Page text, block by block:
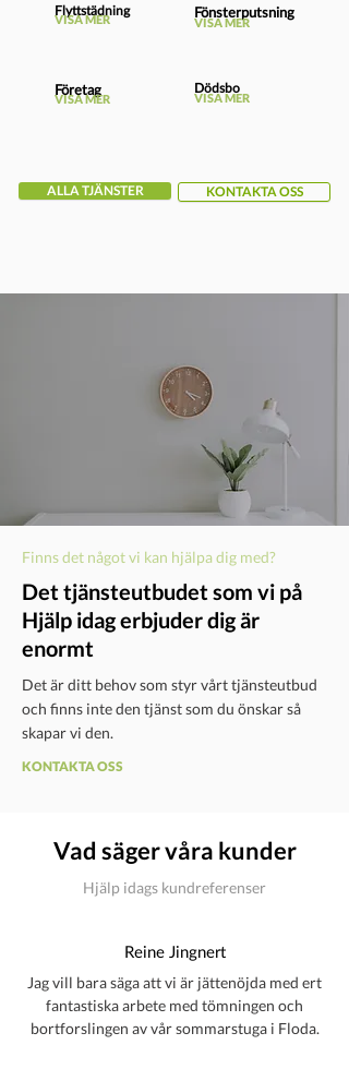
Flyttstädning
VISA MER
Företag
VISA MER
Fönsterputsning
VISA MER
Dödsbo
VISA MER
ALLA TJÄNSTER KONTAKTA OSS
Finns det något vi kan hjälpa dig med?
Det tjänsteutbudet som vi på
Hjälp idag erbjuder dig är
enormt
Det är ditt behov som styr vårt tjänsteutbud
och finns inte den tjänst som du önskar så
skapar vi den.
KONTAKTA OSS
Vad säger våra kunder
Hjälp idags kundreferenser
Reine Jingnert
Jag vill bara säga att vi är jättenöjda med ert
fantastiska arbete med tömningen och
bortforslingen av vår sommarstuga i Floda.